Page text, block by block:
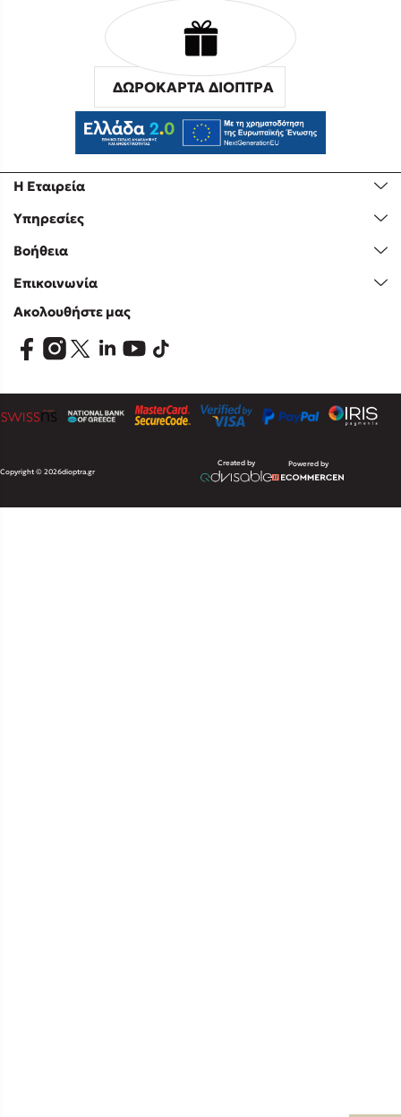
Η Εταιρεία
Υπηρεσίες
Βοήθεια
Επικοινωνία
ΔΩΡΟΚΑΡΤΑ ΔΙΟΠΤΡΑ
Ακολουθήστε μας
Copyright © 2026dioptra.gr
Created by Powered by